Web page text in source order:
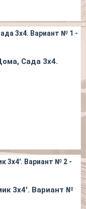
Сада 3х4.
3х4'. Вариант №